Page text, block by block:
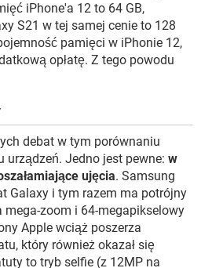
iPhone'a 12 to 64 GB,
S21 w tej samej cenie to 128
pamięci w iPhonie 12,
opłatę. Z tego powodu
debat w tym porównaniu
urządzeń. Jedno jest pewne: w
ujęcia. Samsung
Galaxy i tym razem ma potrójny
zoom i 64-megapikselowy
Apple wciąż poszerza
który również okazał się
to tryb selfie (z 12MP na